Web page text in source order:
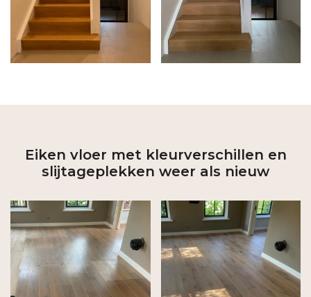
Eiken vloer met kleurverschillen en
slijtageplekken weer als nieuw